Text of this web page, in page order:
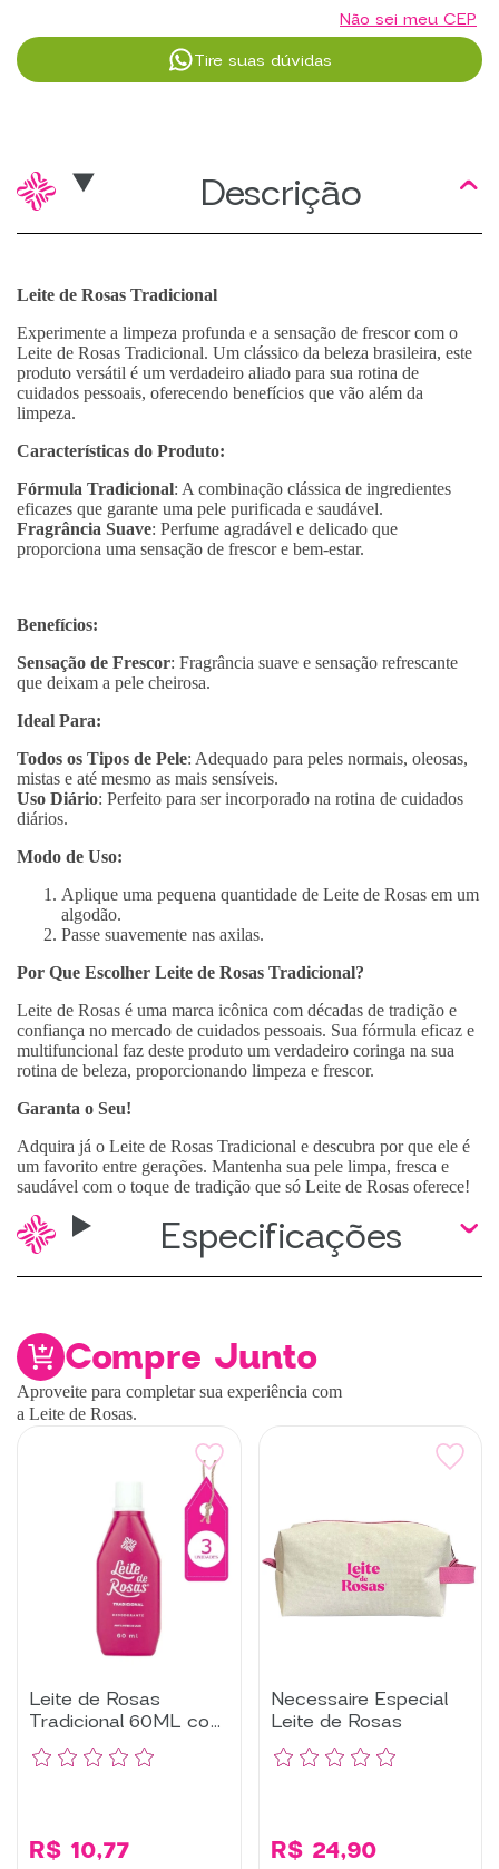
Não sei meu CEP
Tire suas dúvidas
Descrição
Leite de Rosas Tradicional
Experimente a limpeza profunda e a sensação de frescor com o
Leite de Rosas Tradicional. Um clássico da beleza brasileira, este
produto versátil é um verdadeiro aliado para sua rotina de
cuidados pessoais, oferecendo benefícios que vão além da
limpeza.
Características do Produto:
Fórmula Tradicional: A combinação clássica de ingredientes
eficazes que garante uma pele purificada e saudável.
Fragrância Suave: Perfume agradável e delicado que
proporciona uma sensação de frescor e bem-estar.
Benefícios:
Sensação de Frescor: Fragrância suave e sensação refrescante
que deixam a pele cheirosa.
Ideal Para:
Todos os Tipos de Pele: Adequado para peles normais, oleosas,
mistas e até mesmo as mais sensíveis.
Uso Diário: Perfeito para ser incorporado na rotina de cuidados
diários.
Modo de Uso:
Aplique uma pequena quantidade de Leite de Rosas em um
algodão.
Passe suavemente nas axilas.
Por Que Escolher Leite de Rosas Tradicional?
Leite de Rosas é uma marca icônica com décadas de tradição e
confiança no mercado de cuidados pessoais. Sua fórmula eficaz e
multifuncional faz deste produto um verdadeiro coringa na sua
rotina de beleza, proporcionando limpeza e frescor.
Garanta o Seu!
Adquira já o Leite de Rosas Tradicional e descubra por que ele é
um favorito entre gerações. Mantenha sua pele limpa, fresca e
saudável com o toque de tradição que só Leite de Rosas oferece!
Especificações
Compre Junto
Aproveite para completar sua experiência com
a Leite de Rosas.
Leite de Rosas
Tradicional 60ML com
3un
R$ 10,77
Necessaire Especial
Leite de Rosas
R$ 24,90